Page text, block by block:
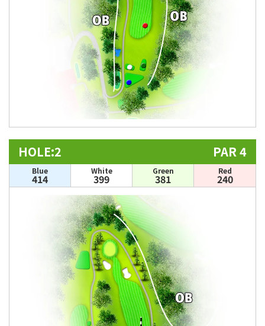
HOLE:2 PAR 4
Blue
414
White
399
Green
381
Red
240